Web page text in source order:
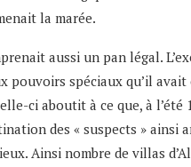
la marée.
aussi un pan légal.
spéciaux qu’il
ci aboutit à ce que, à
des « suspects »
Ainsi nombre de villas